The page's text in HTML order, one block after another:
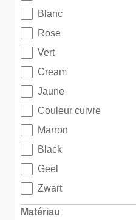
Blanc
Rose
Vert
Cream
Jaune
Couleur cuivre
Marron
Black
Geel
Zwart
Matériau